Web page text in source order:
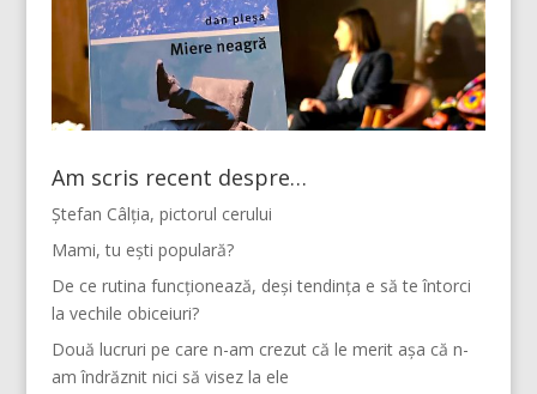
Am scris recent despre…
Ștefan Câlția, pictorul cerului
Mami, tu ești populară?
De ce rutina funcționează, deși tendința e să te întorci
la vechile obiceiuri?
Două lucruri pe care n-am crezut că le merit așa că n-
am îndrăznit nici să visez la ele